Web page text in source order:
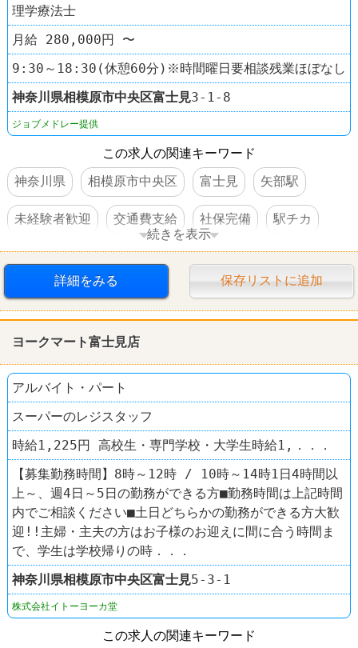
理学療法士
月給 280,000円 〜
9:30～18:30(休憩60分)※時間曜日要相談残業ほぼなし
神奈川県相模原市中央区富士見3-1-8
ジョブメドレー提供
この求人の関連キーワード
神奈川県
相模原市中央区 富士見 矢部駅
未経験者歓迎 交通費支給 社保完備 駅チカ
オープニングスタッフ
続きを表示
詳細をみる 保存リストに追加
ヨークマート富士見店
アルバイト・パート
スーパーのレジスタッフ
時給1,225円 高校生・専門学校・大学生時給1,．．．
【募集勤務時間】8時～12時 / 10時～14時1日4時間以
上～、週4日～5日の勤務ができる方■勤務時間は上記時間
内でご相談ください■土日どちらかの勤務ができる方大歓
迎!!主婦・主夫の方はお子様のお迎えに間に合う時間ま
で、学生は学校帰りの時．．．
神奈川県相模原市中央区富士見5-3-1
株式会社イトーヨーカ堂
この求人の関連キーワード